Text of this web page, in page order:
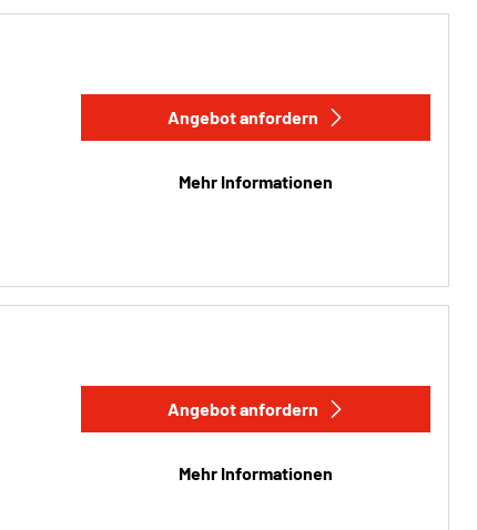
Angebot anfordern
Mehr Informationen
Angebot anfordern
Mehr Informationen